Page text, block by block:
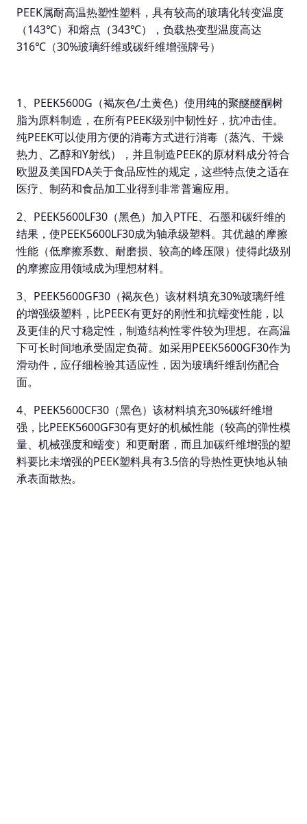
PEEK属耐高温热塑性塑料，具有较高的玻璃化转变温度
（143℃）和熔点（343℃），负载热变型温度高达
316℃（30%玻璃纤维或碳纤维增强牌号）
1、PEEK5600G（褐灰色/土黄色）使用纯的聚醚醚酮树
脂为原料制造，在所有PEEK级别中韧性好，抗冲击佳。
纯PEEK可以使用方便的消毒方式进行消毒（蒸汽、干燥
热力、乙醇和Y射线），并且制造PEEK的原材料成分符合
欧盟及美国FDA关于食品应性的规定，这些特点使之适在
医疗、制药和食品加工业得到非常普遍应用。
2、PEEK5600LF30（黑色）加入PTFE、石墨和碳纤维的
结果，使PEEK5600LF30成为轴承级塑料。其优越的摩擦
性能（低摩擦系数、耐磨损、较高的峰压限）使得此级别
的摩擦应用领域成为理想材料。
3、PEEK5600GF30（褐灰色）该材料填充30%玻璃纤维
的增强级塑料，比PEEK有更好的刚性和抗蠕变性能，以
及更佳的尺寸稳定性，制造结构性零件较为理想。在高温
下可长时间地承受固定负荷。如采用PEEK5600GF30作为
滑动件，应仔细检验其适应性，因为玻璃纤维刮伤配合
面。
4、PEEK5600CF30（黑色）该材料填充30%碳纤维增
强，比PEEK5600GF30有更好的机械性能（较高的弹性模
量、机械强度和蠕变）和更耐磨，而且加碳纤维增强的塑
料要比未增强的PEEK塑料具有3.5倍的导热性更快地从轴
承表面散热。